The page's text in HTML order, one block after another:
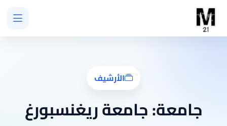
الأرشيف
جامعة:جامعة ريغنسبورغ